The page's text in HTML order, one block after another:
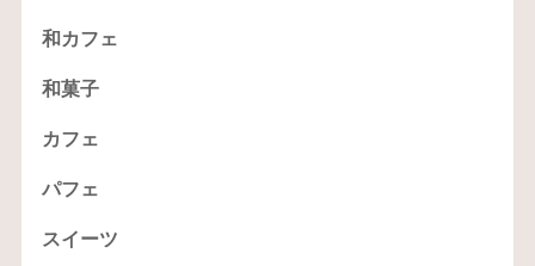
和カフェ
和菓子
カフェ
パフェ
スイーツ